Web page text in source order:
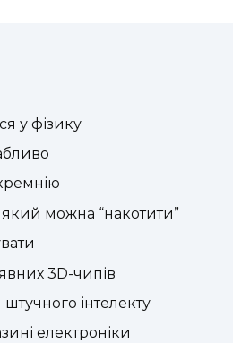
у фізику
можна “накотити”
3D-чипів
інтелекту
електроніки